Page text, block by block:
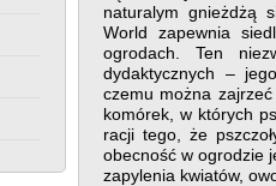
naturalym gnieżdżą
World zapewnia
ogrodach. Ten
dydaktycznych –
czemu można
komórek, w których
racji tego, że
obecność w ogrodzie
zapylenia kwiatów,